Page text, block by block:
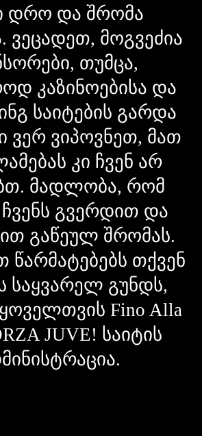
დრო და შრომა
ვეცადეთ, მოგვეძია
თუმცა,
კაზინოებისა და
საიტების გარდა
ვერ ვიპოვნეთ, მათ
კი ჩვენ არ
მადლობა, რომ
გვერდით და
გაწეულ შრომას.
წარმატებებს თქვენ
საყვარელ გუნდს,
Fino Alla
JUVE! საიტის